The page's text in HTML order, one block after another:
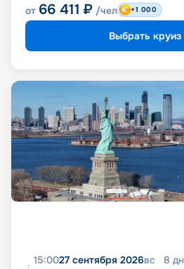
от 66 411 ₽ /чел +1 000
Выбрать круиз
15:0027 сентября 2026вс 8 дн